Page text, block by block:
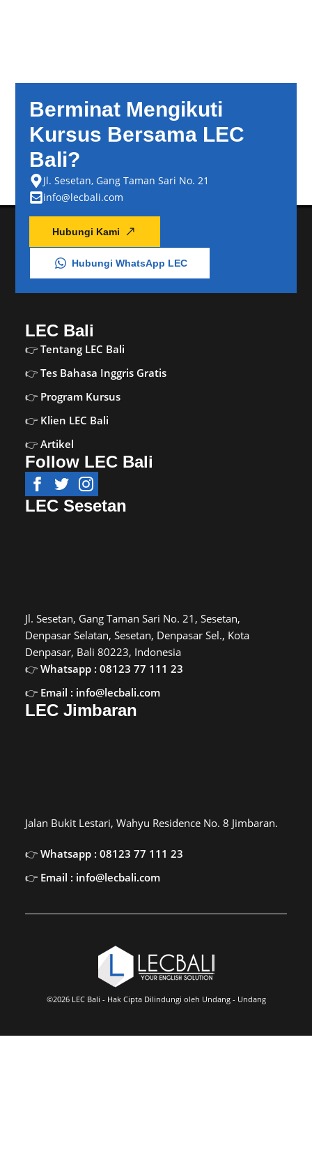
Berminat Mengikuti
Kursus Bersama LEC
Bali?
Jl. Sesetan, Gang Taman Sari No. 21
info@lecbali.com
Hubungi Kami
Hubungi WhatsApp LEC
LEC Bali
Tentang LEC Bali
Tes Bahasa Inggris Gratis
Program Kursus
Klien LEC Bali
Artikel
Follow LEC Bali
LEC Sesetan
Jl. Sesetan, Gang Taman Sari No. 21, Sesetan,
Denpasar Selatan, Sesetan, Denpasar Sel., Kota
Denpasar, Bali 80223, Indonesia
Whatsapp : 08123 77 111 23
Email : info@lecbali.com
LEC Jimbaran
Jalan Bukit Lestari, Wahyu Residence No. 8 Jimbaran.
Whatsapp : 08123 77 111 23
Email : info@lecbali.com
©2026 LEC Bali - Hak Cipta Dilindungi oleh Undang - Undang